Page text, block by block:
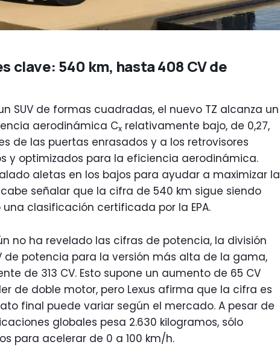
clave: 540 km, hasta 408 CV de
SUV de formas cuadradas, el nuevo TZ alcanza un
aerodinámica Cx relativamente bajo, de 0,27,
de las puertas enrasados y a los retrovisores
y optimizados para la eficiencia aerodinámica.
aletas en los bajos para ayudar a maximizar la
señalar que la cifra de 540 km sigue siendo
clasificación certificada por la EPA.
no ha revelado las cifras de potencia, la división
de potencia para la versión más alta de la gama,
de 313 CV. Esto supone un aumento de 65 CV
de doble motor, pero Lexus afirma que la cifra es
final puede variar según el mercado. A pesar de
globales pesa 2.630 kilogramos, sólo
para acelerar de 0 a 100 km/h.